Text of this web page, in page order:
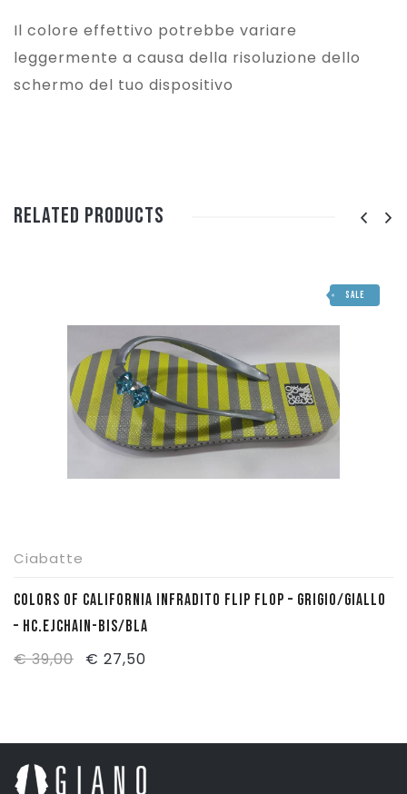
Il colore effettivo potrebbe variare
leggermente a causa della risoluzione dello
schermo del tuo dispositivo
Related Products
SALE
Ciabatte
COLORS OF CALIFORNIA INFRADITO FLIP FLOP – GRIGIO/GIALLO
– HC.EJCHAIN-BIS/BLA
€39,00
Il
era:
€ 39,00.
€ 27,50
è:
€ 27,50.